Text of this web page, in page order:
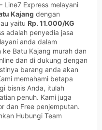
Line7 Express melayani
Kajang dengan
yaitu Rp. 11.000/KG
adalah penyedia jasa
anda dalam
Batu Kajang murah dan
dan di dukung dengan
barang anda akan
memahami betapa
bisnis Anda, itulah
penuh. Kami juga
dan Free penjemputan.
Hubungi Team